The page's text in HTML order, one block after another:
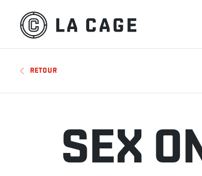
RETOUR
SEX